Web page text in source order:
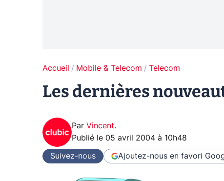
Accueil Mobile & Telecom Telecom
Les dernières
Par Vincent.
Publié le 05 avril 2004 à 10h48
Suivez-nous Ajoutez-nous en favori